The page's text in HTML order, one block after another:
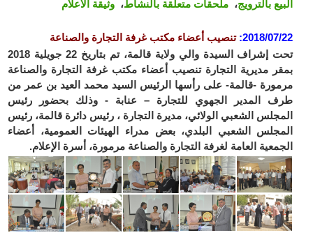
البيع بالترويج، ملحقات متعلقة بالنشاط، وثيقة الاعلام
2018/07/22
:تنصيب أعضاء مكتب غرفة التجارة والصناعة
تحت إشراف السيدة والي ولاية قالمة، تم بتاريخ 22 جويلية 2018
بمقر مديرية التجارة تنصيب أعضاء مكتب غرفة التجارة والصناعة
مرمورة -قالمة- على رأسها الرئيس السيد محمد العيد بن عمر من
طرف المدير الجهوي للتجارة – عنابة - وذلك بحضور رئيس
المجلس الشعبي الولائي، مديرة التجارة ، رئيس دائرة قالمة، رئيس
المجلس الشعبي البلدي، بعض مدراء الهيئات العمومية، أعضاء
الجمعية العامة لغرفة التجارة والصناعة مرمورة، أسرة الإعلام.